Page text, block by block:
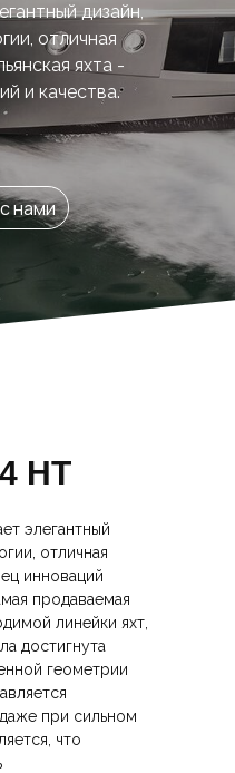
нами
дизайн,
отличная
яхта -
и качества.
HT
элегантный
отличная
инноваций
продаваемая
линейки яхт,
достигнута
геометрии
при сильном
что